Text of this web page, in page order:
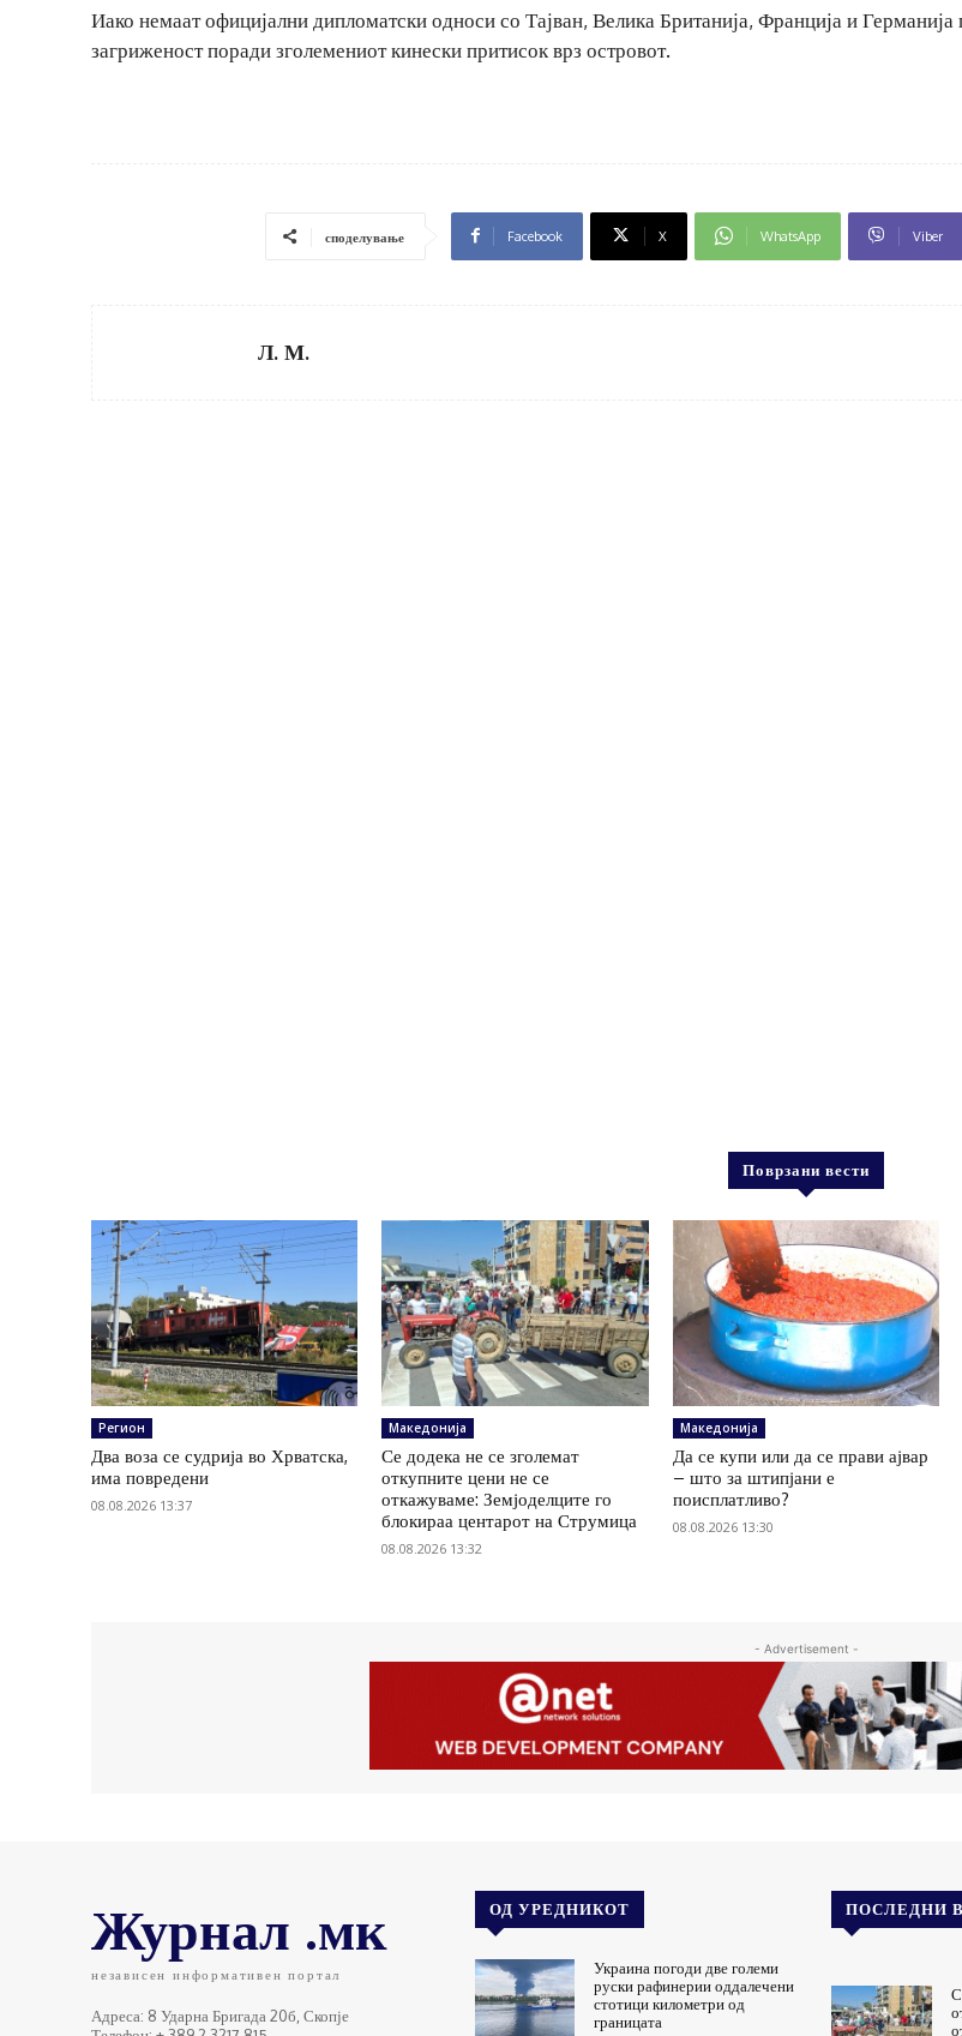
Иако немаат официјални дипломатски односи со Тајван, Велика Британија, Франција и Германија
загриженост поради зголемениот кинески притисок врз островот.
споделување Facebook X WhatsApp Viber
Л. М.
Поврзани вести
Регион
Два воза се судрија во Хрватска,
има повредени
08.08.2026 13:37
Македонија
Се додека не се зголемат
откупните цени не се
откажуваме: Земјоделците го
блокираа центарот на Струмица
08.08.2026 13:32
Македонија
Да се купи или да се прави ајвар
– што за штипјани е
поисплатливо?
08.08.2026 13:30
- Advertisement -
Журнал .мк
независен информативен портал
Адреса: 8 Ударна Бригада 20б, Скопје
ОД УРЕДНИКОТ
Украина погоди две големи
руски рафинерии оддалечени
стотици километри од
границата
ПОСЛЕДНИ